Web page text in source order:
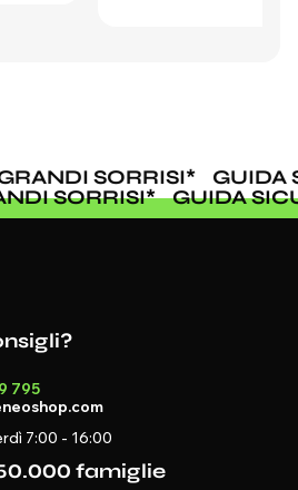
SORRISI*
GUIDA
SORRISI* GUIDA
795
7:00 - 16:00
famiglie